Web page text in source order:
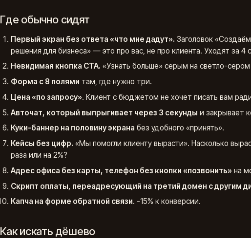
Где обычно сидят
Первый экран без ответа «что мне дадут». Заголовок
решения для бизнеса» — это про вас, не про клиента. Уходят за 4
Невидимая кнопка CTA. «Узнать больше» серым на светло-сером
Форма с 8 полями там, где нужно три.
Цена «по запросу». Клиент с бюджетом не хочет писать вам
Авточат, который выпрыгивает через 3 секунды и закрывает
Куки-баннер на половину экрана без удобного «принять».
Кейсы без цифр. «Мы помогли клиенту вырасти». Насколько
раза или на 2%?
Адрес офиса без карты, телефон без кнопки «позвонить»на
Скрипт оплаты, переадресующий на третий домен с другим
Капча на форме обратной связи. -15% к конверсии.
Как искать дёшево